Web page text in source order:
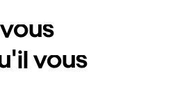
vous